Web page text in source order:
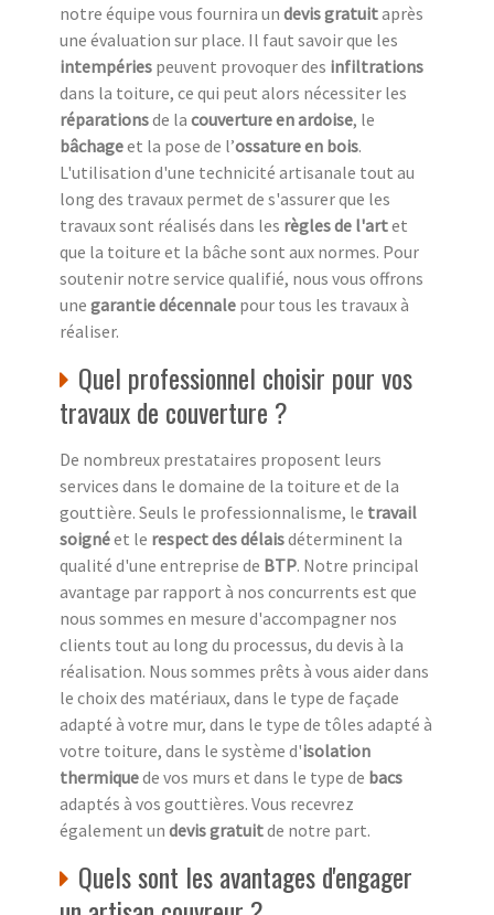
notre équipe vous fournira un devis gratuitaprès
une évaluation sur place. Il faut savoir que les
intempéries peuvent provoquer des infiltrations
dans la toiture, ce qui peut alors nécessiter les
réparationsde la couverture en ardoise, le
bâchageet la pose de l’ossature en bois.
L'utilisation d'une technicité artisanale tout au
long des travaux permet de s'assurer que les
travaux sont réalisés dans les règles de l'artet
que la toiture et la bâche sont aux normes. Pour
soutenir notre service qualifié, nous vous offrons
une garantie décennale pour tous les travaux à
réaliser.
Quel professionnel choisir pour vos
travaux de couverture ?
De nombreux prestataires proposent leurs
services dans le domaine de la toiture et de la
gouttière. Seuls le professionnalisme, le travail
soignéet le respect des délaisdéterminent la
qualité d'une entreprise de BTP. Notre principal
avantage par rapport à nos concurrents est que
nous sommes en mesure d'accompagner nos
clients tout au long du processus, du devis à la
réalisation. Nous sommes prêts à vous aider dans
le choix des matériaux, dans le type de façade
adapté à votre mur, dans le type de tôles adapté à
votre toiture, dans le système d'isolation
thermiquede vos murs et dans le type de bacs
adaptés à vos gouttières. Vous recevrez
également un devis gratuitde notre part.
Quels sont les avantages d'engager